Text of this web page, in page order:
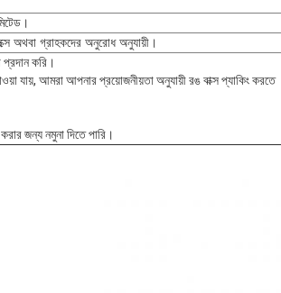
অথবা গ্রাহকদের অনুরোধ অনুযায়ী।
করি।
যায়, আমরা আপনার প্রয়োজনীয়তা অনুযায়ী রঙ বাক্স প্যাকিং করতে
জন্য নমুনা দিতে পারি।